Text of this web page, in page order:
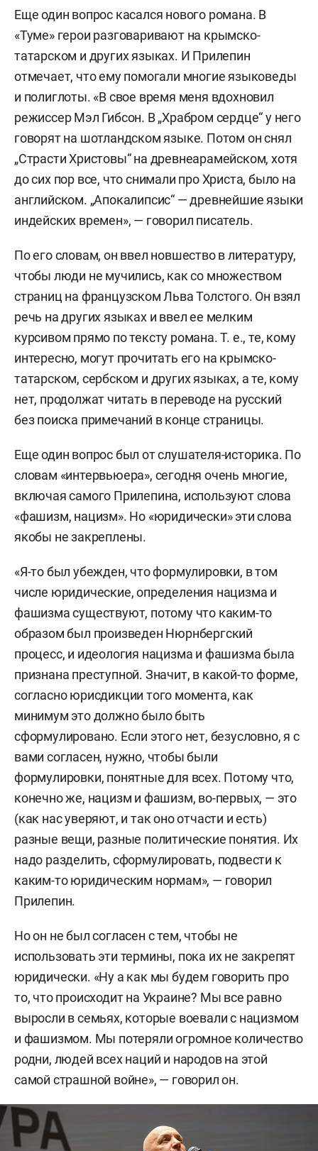
Еще один вопрос касался нового романа. В
«Туме» герои разговаривают на крымско-
татарском и других языках. И Прилепин
отмечает, что ему помогали многие языковеды
и полиглоты. «В свое время меня вдохновил
режиссер Мэл Гибсон. В „Храбром сердце“ у него
говорят на шотландском языке. Потом он снял
„Страсти Христовы“ на древнеарамейском, хотя
до сих пор все, что снимали про Христа, было на
английском. „Апокалипсис“ — древнейшие языки
индейских времен», — говорил писатель.
По его словам, он ввел новшество в литературу,
чтобы люди не мучились, как со множеством
страниц на французском Льва Толстого. Он взял
речь на других языках и ввел ее мелким
курсивом прямо по тексту романа. Т. е., те, кому
интересно, могут прочитать его на крымско-
татарском, сербском и других языках, а те, кому
нет, продолжат читать в переводе на русский
без поиска примечаний в конце страницы.
Еще один вопрос был от слушателя-историка. По
словам «интервьюера», сегодня очень многие,
включая самого Прилепина, используют слова
«фашизм, нацизм». Но «юридически» эти слова
якобы не закреплены.
«Я-то был убежден, что формулировки, в том
числе юридические, определения нацизма и
фашизма существуют, потому что каким-то
образом был произведен Нюрнбергский
процесс, и идеология нацизма и фашизма была
признана преступной. Значит, в какой-то форме,
согласно юрисдикции того момента, как
минимум это должно было быть
сформулировано. Если этого нет, безусловно, я с
вами согласен, нужно, чтобы были
формулировки, понятные для всех. Потому что,
конечно же, нацизм и фашизм, во-первых, — это
(как нас уверяют, и так оно отчасти и есть)
разные вещи, разные политические понятия. Их
надо разделить, сформулировать, подвести к
каким-то юридическим нормам», — говорил
Прилепин.
Но он не был согласен с тем, чтобы не
использовать эти термины, пока их не закрепят
юридически. «Ну а как мы будем говорить про
то, что происходит на Украине? Мы все равно
выросли в семьях, которые воевали с нацизмом
и фашизмом. Мы потеряли огромное количество
родни, людей всех наций и народов на этой
самой страшной войне», — говорил он.